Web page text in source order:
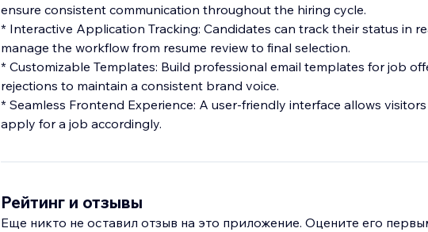
ensure consistent communication throughout the hiring cycle.
* Interactive Application Tracking: Candidates can track their status in
manage the workflow from resume review to final selection.
* Customizable Templates: Build professional email templates for job
rejections to maintain a consistent brand voice.
* Seamless Frontend Experience: A user-friendly interface allows
apply for a job accordingly.
Рейтинг и отзывы
Еще никто не оставил отзыв на это приложение. Оцените его